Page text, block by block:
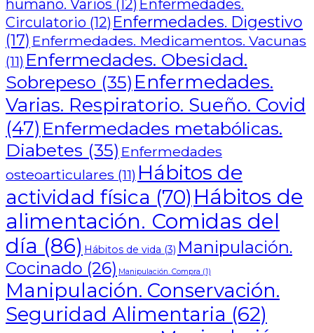
humano. Varios (12) Enfermedades.
Circulatorio (12) Enfermedades. Digestivo
(17) Enfermedades. Medicamentos. Vacunas
(11) Enfermedades. Obesidad.
Sobrepeso (35) Enfermedades.
Varias. Respiratorio. Sueño. Covid
(47) Enfermedades metabólicas.
Diabetes (35) Enfermedades
osteoarticulares (11) Hábitos de
actividad física (70) Hábitos de
alimentación. Comidas del
día (86) Hábitos de vida (3) Manipulación.
Cocinado (26) Manipulación. Compra (1)
Manipulación. Conservación.
Seguridad Alimentaria (62)